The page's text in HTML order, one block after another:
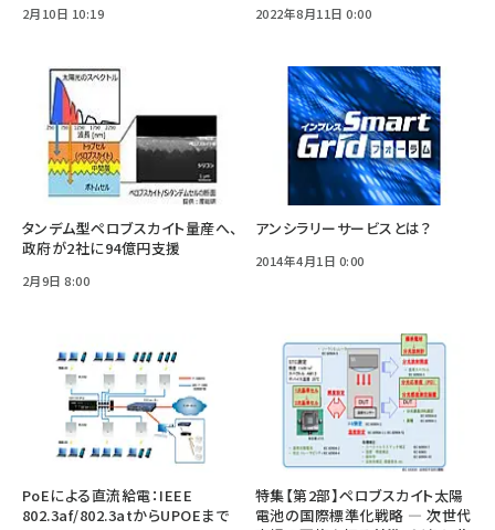
2月10日 10:19 2022年8月11日 0:00
タンデム型ペロブスカイト量産へ、
政府が2社に94億円支援
2月9日 8:00
アンシラリーサービスとは？
2014年4月1日 0:00
PoEによる直流給電：IEEE
802.3af/802.3atからUPOEまで
特集【第2部】ペロブスカイト太陽
電池の国際標準化戦略 ― 次世代